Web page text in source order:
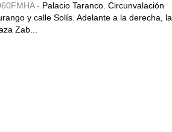
- Palacio Taranco. Circunvalación
y calle Solís. Adelante a la derecha, la
Zab...